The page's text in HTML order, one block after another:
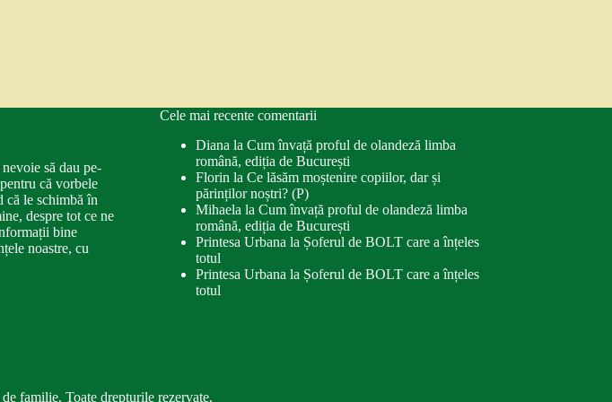
să dau pe-
că vorbele
că le schimbă în
despre tot ce ne
bine
noastre, cu
Cele mai recente comentarii
Diana la Cum învață proful de olandeză limba
română, ediția de București
Florin la Ce lăsăm moștenire copiilor, dar și
părinților noștri? (P)
Mihaela la Cum învață proful de olandeză limba
română, ediția de București
Printesa Urbana la Șoferul de BOLT care a înțeles
totul
Printesa Urbana la Șoferul de BOLT care a înțeles
totul
familie. Toate drepturile rezervate.